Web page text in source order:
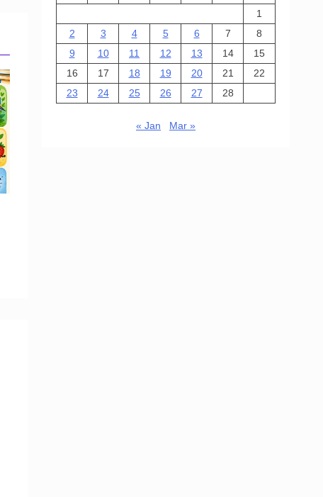
1
2
3 4 5 6 7
8
9
10 11 12 13 14
15
16
17 18 19 20 21
22
23
24 25 26 27 28
« Jan Mar »